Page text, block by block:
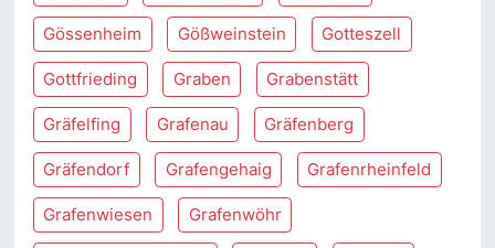
Gössenheim Gößweinstein Gotteszell
Gottfrieding Graben Grabenstätt
Gräfelfing Grafenau Gräfenberg
Gräfendorf Grafengehaig Grafenrheinfeld
Grafenwiesen Grafenwöhr